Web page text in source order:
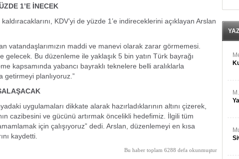
1’E İNECEK
KDV’yi de yüzde 1’e indireceklerini açıklayan Arslan
vatandaşlarımızın maddi ve manevi olarak zarar görmemesi.
gelecek. Bu düzenleme ile yaklaşık 5 bin yatın Türk bayrağı
kapsamında yabancı bayraklı teknelere belli aralıklarla
getirmeyi planlıyoruz.”
uygulamaları dikkate alarak hazırladıklarının altını çizerek,
cazibesini ve gücünü artırmak öncelikli hedefimiz. İlgili tüm
için çalışıyoruz” dedi. Arslan, düzenlemeyi en kısa
kaydetti.
Bu haber toplam 6288 defa okunmuştur